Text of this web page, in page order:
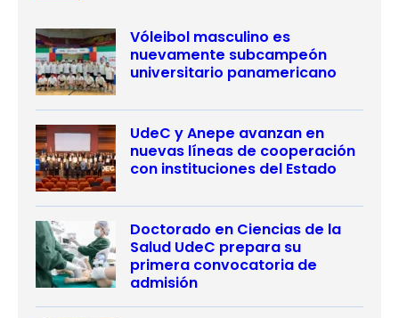
Vóleibol masculino es
nuevamente subcampeón
universitario panamericano
UdeC y Anepe avanzan en
nuevas líneas de cooperación
con instituciones del Estado
Doctorado en Ciencias de la
Salud UdeC prepara su
primera convocatoria de
admisión